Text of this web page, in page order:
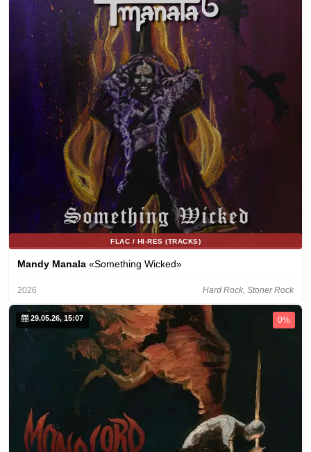
FLAC / HI-RES (TRACKS)
Mandy Manala «Something Wicked»
2026 Hard Rock, Stoner Rock
29.05.26, 15:07 0%